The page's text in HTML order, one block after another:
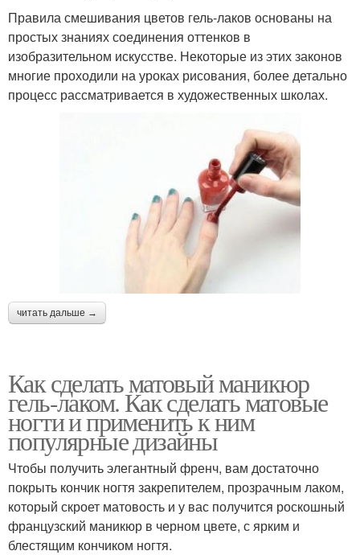
Правила смешивания цветов гель-лаков основаны на
простых знаниях соединения оттенков в
изобразительном искусстве. Некоторые из этих законов
многие проходили на уроках рисования, более детально
процесс рассматривается в художественных школах.
читать дальше →
Как сделать матовый маникюр
гель-лаком. Как сделать матовые
ногти и применить к ним
популярные дизайны
Чтобы получить элегантный френч, вам достаточно
покрыть кончик ногтя закрепителем, прозрачным лаком,
который скроет матовость и у вас получится роскошный
французский маникюр в черном цвете, с ярким и
блестящим кончиком ногтя.